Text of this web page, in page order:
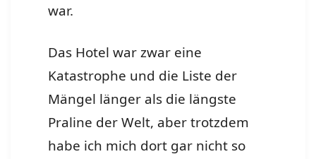
war.
Das Hotel war zwar eine
Katastrophe und die Liste der
Mängel länger als die längste
Praline der Welt, aber trotzdem
habe ich mich dort gar nicht so